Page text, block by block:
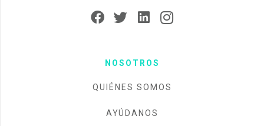
NOSOTROS
QUIÉNES SOMOS
AYÚDANOS